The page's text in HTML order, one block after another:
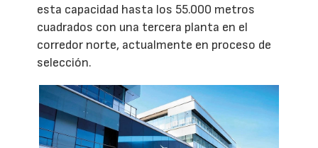
esta capacidad hasta los 55.000 metros
cuadrados con una tercera planta en el
corredor norte, actualmente en proceso de
selección.